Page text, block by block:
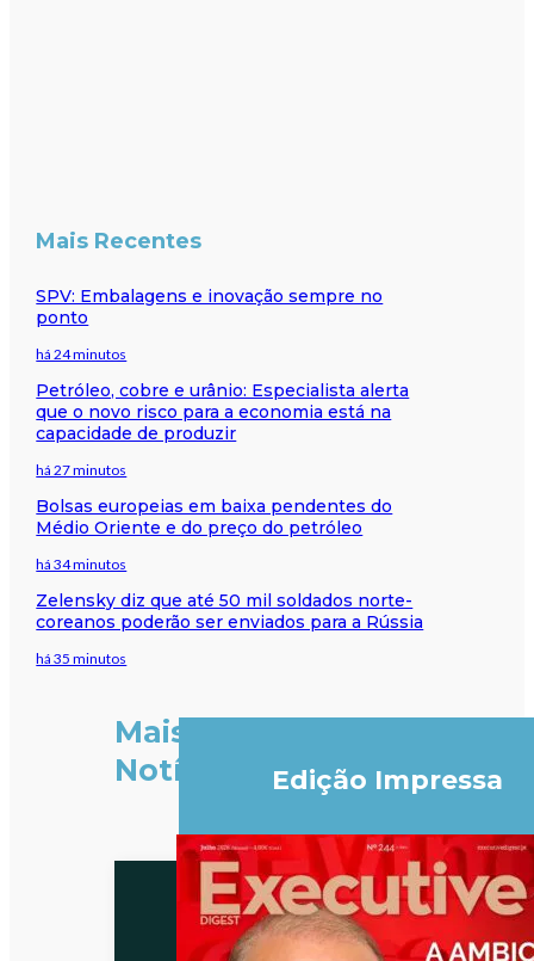
Mais Recentes
SPV: Embalagens e inovação sempre no
ponto
há 24 minutos
Petróleo, cobre e urânio: Especialista alerta
que o novo risco para a economia está na
capacidade de produzir
há 27 minutos
Bolsas europeias em baixa pendentes do
Médio Oriente e do preço do petróleo
há 34 minutos
Zelensky diz que até 50 mil soldados norte-
coreanos poderão ser enviados para a Rússia
há 35 minutos
Mais
Notícias
Edição Impressa